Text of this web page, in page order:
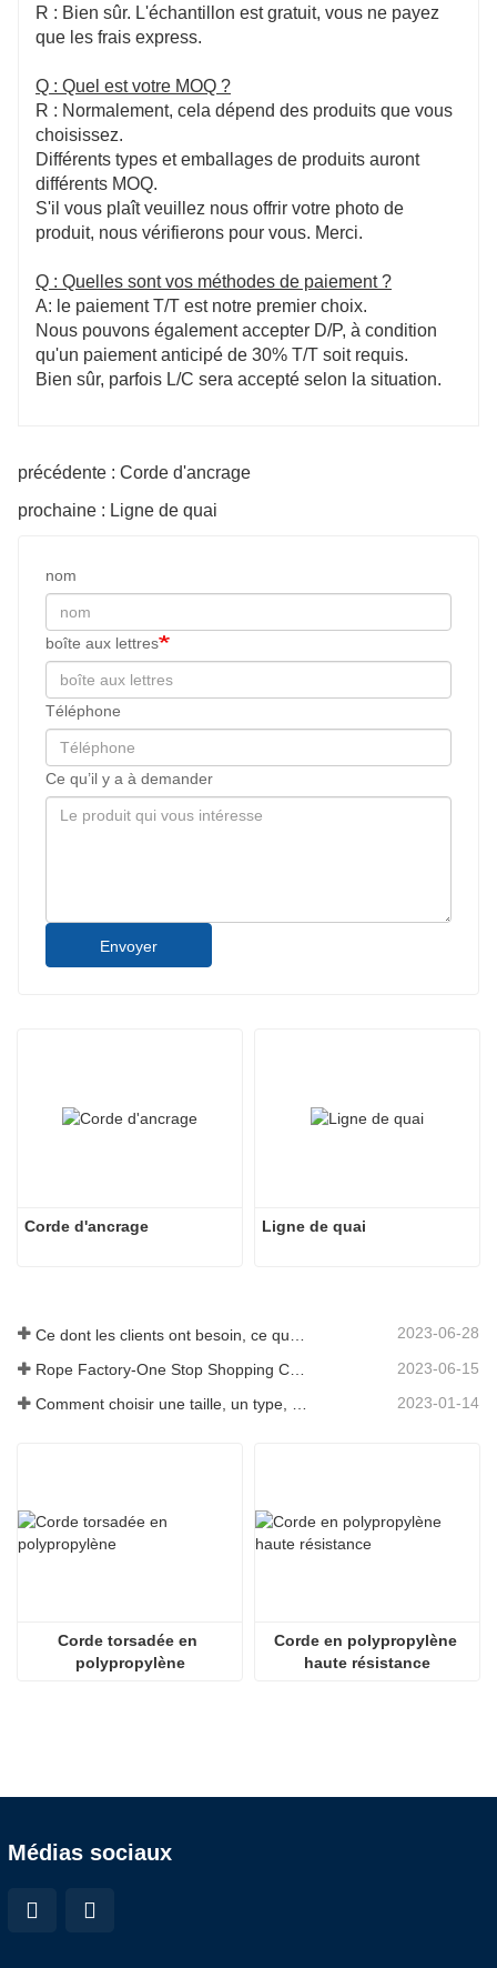
R : Bien sûr. L'échantillon est gratuit, vous ne payez
que les frais express.
Q : Quel est votre MOQ ?
R : Normalement, cela dépend des produits que vous
choisissez.
Différents types et emballages de produits auront
différents MOQ.
S'il vous plaît veuillez nous offrir votre photo de
produit, nous vérifierons pour vous. Merci.
Q : Quelles sont vos méthodes de paiement ?
A: le paiement T/T est notre premier choix.
Nous pouvons également accepter D/P, à condition
qu'un paiement anticipé de 30% T/T soit requis.
Bien sûr, parfois L/C sera accepté selon la situation.
précédente : Corde d'ancrage
prochaine : Ligne de quai
nom
boîte aux lettres
Téléphone
Ce qu’il y a à demander
Envoyer
Corde d'ancrage Ligne de quai
2023-06-28
2023-06-15
Comment choisir une taille, un type, une longueur de corde d'ancrage et plus encore ? 2023-01-14
Corde torsadée en
polypropylène
Corde en polypropylène
haute résistance
Médias sociaux